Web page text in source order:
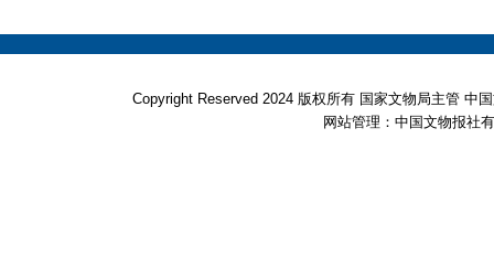
Copyright Reserved 2024 版权所有 国家文物局主管
网站管理：中国文物报社